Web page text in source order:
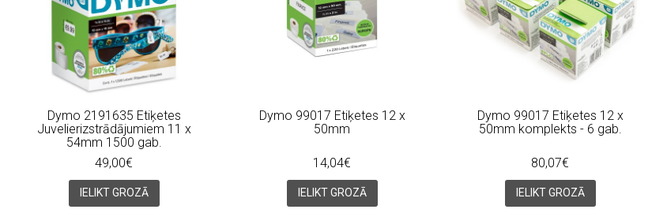
Dymo 2191635 Etiķetes
Juvelierizstrādājumiem 11 x
54mm 1500 gab.
49,00€
IELIKT GROZĀ
Dymo 99017 Etiķetes 12 x
50mm
14,04€
IELIKT GROZĀ
Dymo 99017 Etiķetes 12 x
50mm komplekts - 6 gab.
80,07€
IELIKT GROZĀ